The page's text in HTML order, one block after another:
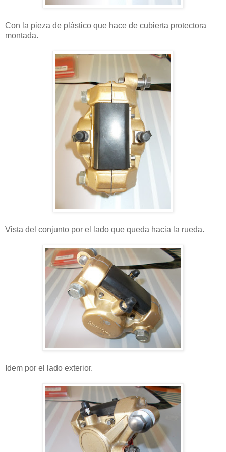
Con la pieza de plástico que hace de cubierta protectora
montada.
Vista del conjunto por el lado que queda hacia la rueda.
Idem por el lado exterior.